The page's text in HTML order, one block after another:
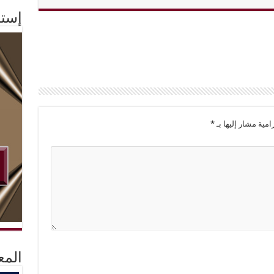
مشار إليها بـ*